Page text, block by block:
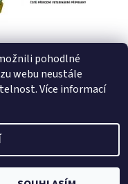
pohodlné
webu neustále
Více informací